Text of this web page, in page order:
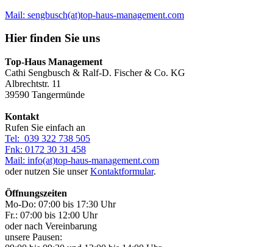
Mail: sengbusch(at)top-haus-management.com
Hier finden Sie uns
Top-Haus Management
Cathi Sengbusch & Ralf-D. Fischer & Co. KG
Albrechtstr. 11
39590 Tangermünde
Kontakt
Rufen Sie einfach an
Tel: 039 322 738 505
Fnk: 0172 30 31 458
Mail: info(at)top-haus-management.com
oder nutzen Sie unserKontaktformular.
Öffnungszeiten
Mo-Do: 07:00 bis 17:30 Uhr
Fr.: 07:00 bis 12:00 Uhr
oder nach Vereinbarung
unsere Pausen: